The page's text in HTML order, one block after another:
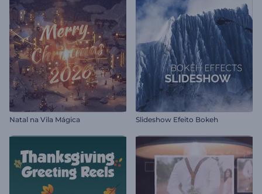
Natal na Vila Mágica Slideshow Efeito Bokeh